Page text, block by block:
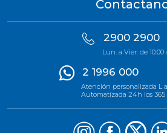
2900 2900
Lun. a Vier. de 10:00
2 1996 000
Atención personalizada L a
Automatizada 24h los 365